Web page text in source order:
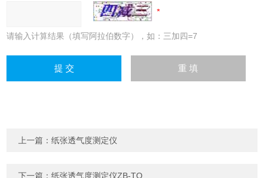
请输入计算结果（填写阿拉伯数字），如：三加四=7
上一篇：纸张透气度测定仪
下一篇：纸张透气度测定仪ZB-TQ